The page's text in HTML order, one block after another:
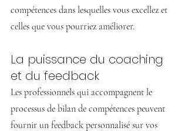
compétences dans lesquelles vous excellez et
celles que vous pourriez améliorer.
La puissance du coaching
et du feedback
Les professionnels qui accompagnent le
processus de bilan de compétences peuvent
fournir un feedback personnalisé sur vos